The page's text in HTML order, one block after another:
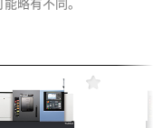
略有不同。